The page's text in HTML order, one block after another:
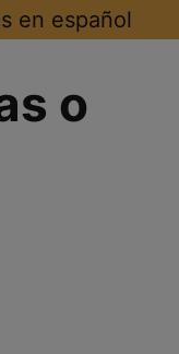
en español
o